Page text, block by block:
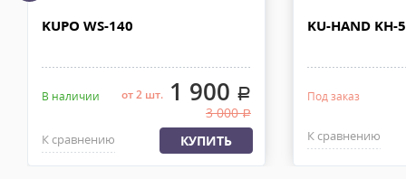
Доставка по Москве, МО и России - EMS ПОЧТА РОССИИ
в течении 2-4х рабочих дней с момента 100% предоплаты,
KUPO WS-140
В наличии от 2 шт.1 900 .
3 000.
К сравнению КУПИТЬ
KU-HAND KH-
Под заказ
К сравнению